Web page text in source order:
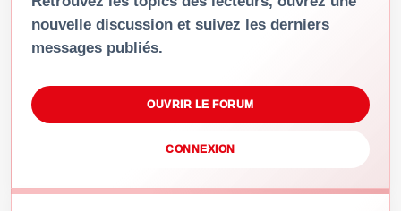
nouvelle discussion et suivez les derniers
messages publiés.
OUVRIR LE FORUM
CONNEXION